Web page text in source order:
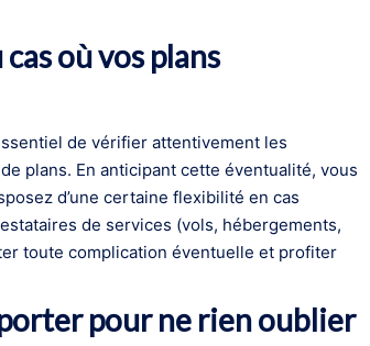
où vos plans
de vérifier attentivement les
plans. En anticipant cette éventualité, vous
d’une certaine flexibilité en cas
de services (vols, hébergements,
toute complication éventuelle et profiter
pour ne rien oublier